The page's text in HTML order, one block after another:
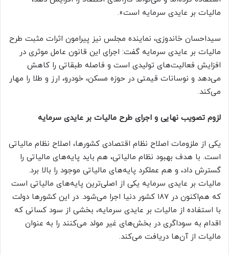
مالیات بر عایدی سرمایه است».
سیداحسان خاندوزی، نماینده مجلس نیز پیرامون اثرات مثبت طرح
مالیات بر عایدی سرمایه گفت: اجرای این قانون عامل موثری در
افزایش فعالیت‌های تولیدی است و فاصله طبقاتی را کاهش
می‌دهد و نوسانات قیمتی در حوزه مسکن، خودرو، ارز و طلا را مهار
می‌کند.
لزوم تصویب نهایی و اجرای طرح مالیات بر عایدی سرمایه
یکی از ملزومات اصلاح نظام اقتصادی کشورها، اصلاح نظام مالیاتی
است. با هدف بهبود نظام مالیاتی، هم باید پایه‌های مالیاتی را
گسترش داد، و هم عملکرد پایه‌های مالیاتی موجود را بالا برد.
مالیات بر عایدی سرمایه یکی از اصلی‌ترین پایه‌های مالیاتی است
که هم‌اکنون در ۱۸۷ کشور دنیا اجرا می‌شود. در این کشورها دولت
با استفاده از مالیات بر عایدی سرمایه، بخشی از سود کسانی که
اقدام به سوداگری در بخش‌های غیر مولد می‌کنند را به عنوان
مالیات از آن‌ها دریافت می‌کند.